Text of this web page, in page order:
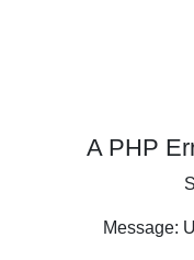
A PHP
Message: